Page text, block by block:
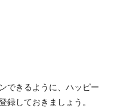
できるように、ハッピー
録しておきましょう。